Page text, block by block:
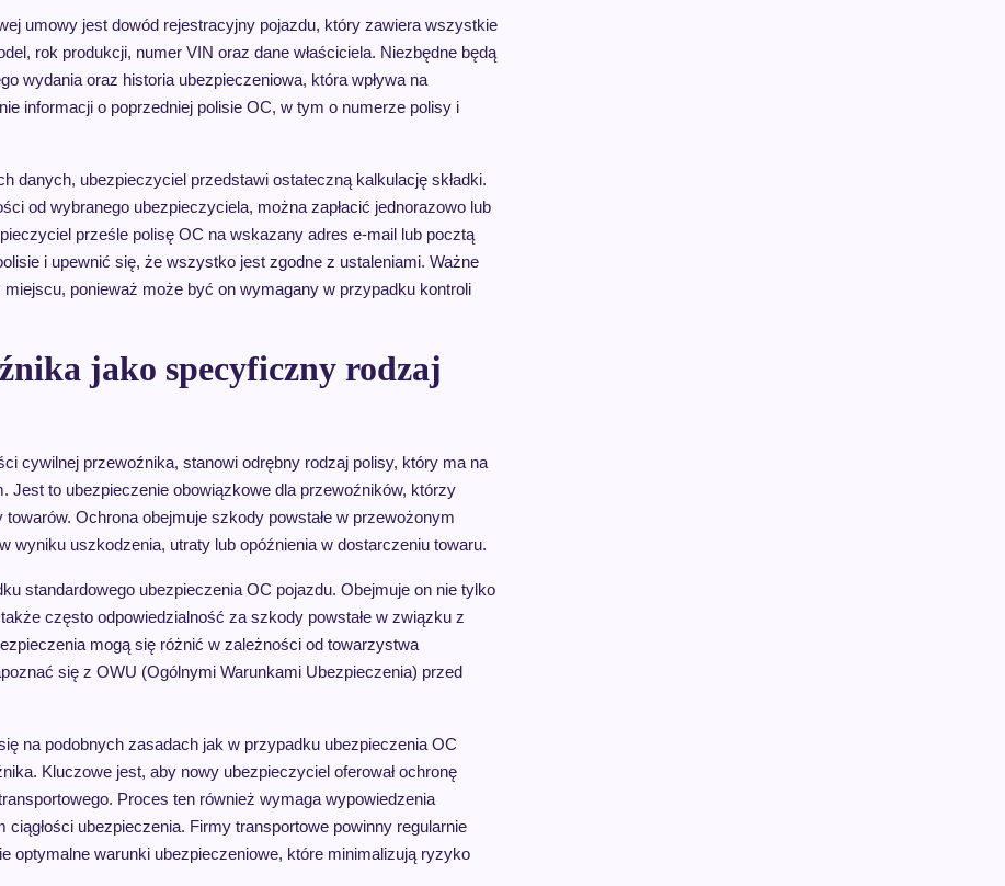
umowy jest dowód rejestracyjny pojazdu, który zawiera wszystkie
rok produkcji, numer VIN oraz dane właściciela. Niezbędne będą
wydania oraz historia ubezpieczeniowa, która wpływa na
informacji o poprzedniej polisie OC, w tym o numerze polisy i
danych, ubezpieczyciel przedstawi ostateczną kalkulację składki.
od wybranego ubezpieczyciela, można zapłacić jednorazowo lub
prześle polisę OC na wskazany adres e-mail lub pocztą
i upewnić się, że wszystko jest zgodne z ustaleniami. Ważne
ponieważ może być on wymagany w przypadku kontroli
jako specyficzny rodzaj
cywilnej przewoźnika, stanowi odrębny rodzaj polisy, który ma na
to ubezpieczenie obowiązkowe dla przewoźników, którzy
Ochrona obejmuje szkody powstałe w przewożonym
wyniku uszkodzenia, utraty lub opóźnienia w dostarczeniu towaru.
standardowego ubezpieczenia OC pojazdu. Obejmuje on nie tylko
często odpowiedzialność za szkody powstałe w związku z
mogą się różnić w zależności od towarzystwa
się z OWU (Ogólnymi Warunkami Ubezpieczenia) przed
na podobnych zasadach jak w przypadku ubezpieczenia OC
Kluczowe jest, aby nowy ubezpieczyciel oferował ochronę
Proces ten również wymaga wypowiedzenia
ubezpieczenia. Firmy transportowe powinny regularnie
optymalne warunki ubezpieczeniowe, które minimalizują ryzyko